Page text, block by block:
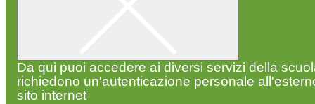
Da qui puoi accedere ai diversi servizi della
richiedono un'autenticazione personale
sito internet